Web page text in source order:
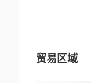
贸易区域